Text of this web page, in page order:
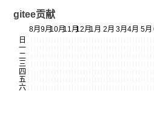
gitee贡献